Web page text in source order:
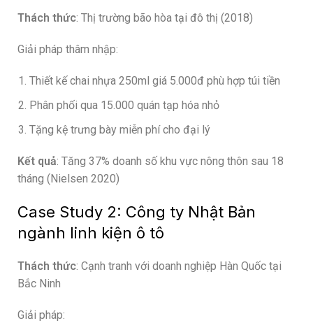
Thách thức: Thị trường bão hòa tại đô thị (2018)
Giải pháp thâm nhập:
Thiết kế chai nhựa 250ml giá 5.000đ phù hợp túi tiền
Phân phối qua 15.000 quán tạp hóa nhỏ
Tặng kệ trưng bày miễn phí cho đại lý
Kết quả: Tăng 37% doanh số khu vực nông thôn sau 18
tháng (Nielsen 2020)
Case Study 2: Công ty Nhật Bản
ngành linh kiện ô tô
Thách thức: Cạnh tranh với doanh nghiệp Hàn Quốc tại
Bắc Ninh
Giải pháp: